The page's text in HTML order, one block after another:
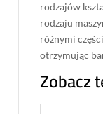
rodzajów
rodzaju
różnymi
otrzymując
Zobacz